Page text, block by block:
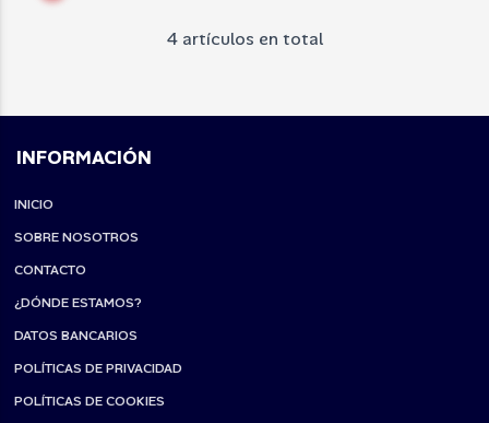
4 artículos en total
INFORMACIÓN
INICIO
SOBRE NOSOTROS
CONTACTO
¿DÓNDE ESTAMOS?
DATOS BANCARIOS
POLÍTICAS DE PRIVACIDAD
POLÍTICAS DE COOKIES